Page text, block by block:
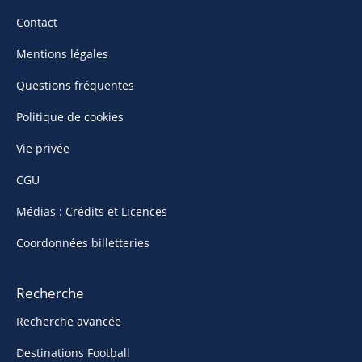
Contact
Mentions légales
Questions fréquentes
Politique de cookies
Vie privée
CGU
Médias : Crédits et Licences
Coordonnées billetteries
Recherche
Recherche avancée
Destinations Football